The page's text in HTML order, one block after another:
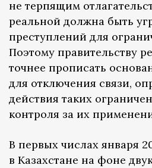
не терпящим
реальной должна быть
преступлений для
Поэтому правительству
точнее прописать
для отключения связи,
действия таких
контроля за их
В первых числах января
в Казахстане на фоне